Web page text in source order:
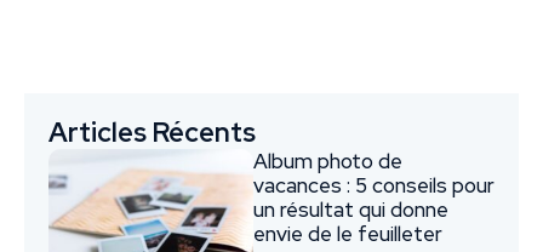
Articles Récents
Album photo de
vacances : 5 conseils pour
un résultat qui donne
envie de le feuilleter